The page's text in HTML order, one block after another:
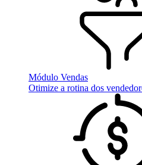
Módulo Vendas
Otimize a rotina dos